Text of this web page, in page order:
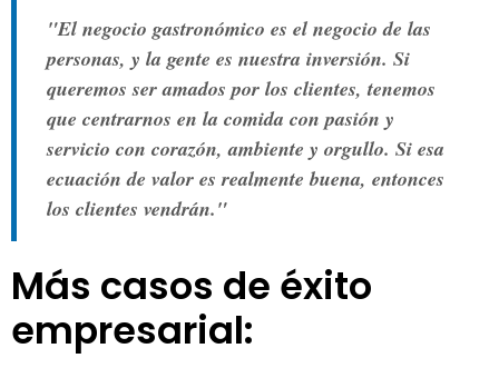
"El negocio gastronómico es el negocio de las
personas, y la gente es nuestra inversión. Si
queremos ser amados por los clientes, tenemos
que centrarnos en la comida con pasión y
servicio con corazón, ambiente y orgullo. Si esa
ecuación de valor es realmente buena, entonces
los clientes vendrán."
Más casos de éxito
empresarial: